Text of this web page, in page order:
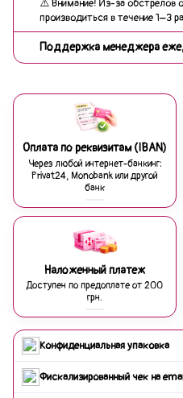
⚠️ Внимание! Из-за обстрелов
производиться в течение 1–3
Поддержка менеджера
Оплата по реквизитам (IBAN)
Через любой интернет-банкинг:
Privat24, Monobank или другой
банк
Наложенный платеж
Доступен по предоплате от 200
грн.
Конфиденциальная упаковка
Фискализированный чек на